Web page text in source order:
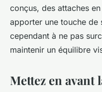
conçus, des attaches
apporter une touche de
cependant à ne pas
maintenir un équilibre
Mettez en avant